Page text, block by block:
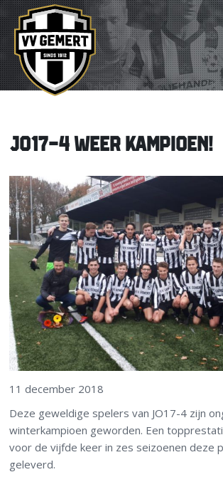
JO17-4 WEER KAMPIOEN!
11 december 2018
Deze geweldige spelers van JO17-4 zijn
winterkampioen geworden. Een
voor de vijfde keer in zes seizoenen deze
geleverd.